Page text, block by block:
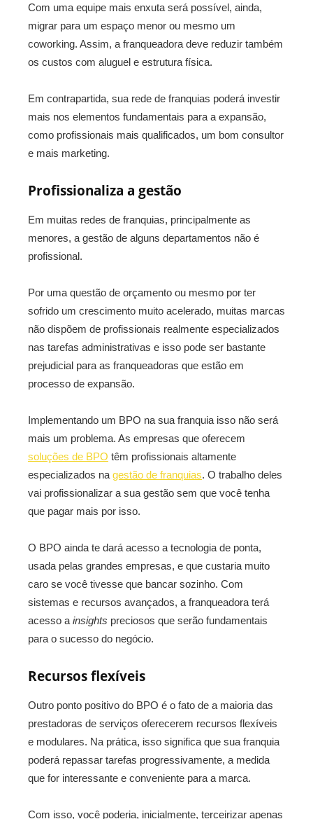
Com uma equipe mais enxuta será possível, ainda,
migrar para um espaço menor ou mesmo um
coworking. Assim, a franqueadora deve reduzir também
os custos com aluguel e estrutura física.
Em contrapartida, sua rede de franquias poderá investir
mais nos elementos fundamentais para a expansão,
como profissionais mais qualificados, um bom consultor
e mais marketing.
Profissionaliza a gestão
Em muitas redes de franquias, principalmente as
menores, a gestão de alguns departamentos não é
profissional.
Por uma questão de orçamento ou mesmo por ter
sofrido um crescimento muito acelerado, muitas marcas
não dispõem de profissionais realmente especializados
nas tarefas administrativas e isso pode ser bastante
prejudicial para as franqueadoras que estão em
processo de expansão.
Implementando um BPO na sua franquia isso não será
mais um problema. As empresas que oferecem
soluções de BPO têm profissionais altamente
especializados na gestão de franquias. O trabalho deles
vai profissionalizar a sua gestão sem que você tenha
que pagar mais por isso.
O BPO ainda te dará acesso a tecnologia de ponta,
usada pelas grandes empresas, e que custaria muito
caro se você tivesse que bancar sozinho. Com
sistemas e recursos avançados, a franqueadora terá
acesso a insights preciosos que serão fundamentais
para o sucesso do negócio.
Recursos flexíveis
Outro ponto positivo do BPO é o fato de a maioria das
prestadoras de serviços oferecerem recursos flexíveis
e modulares. Na prática, isso significa que sua franquia
poderá repassar tarefas progressivamente, a medida
que for interessante e conveniente para a marca.
Com isso, você poderia, inicialmente, terceirizar apenas